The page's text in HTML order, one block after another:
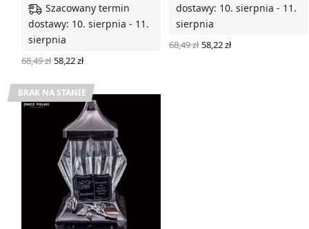
Szacowany termin
dostawy: 10. sierpnia - 11.
sierpnia
68,49zł Pierwotna
cena
wynosiła:
68,49 zł.
58,22złAktualna
wynosi:
58,22 zł.
dostawy: 10. sierpnia - 11.
sierpnia
68,49zł Pierwotna
cena
58,22złAktualna
BRAK NA STANIE